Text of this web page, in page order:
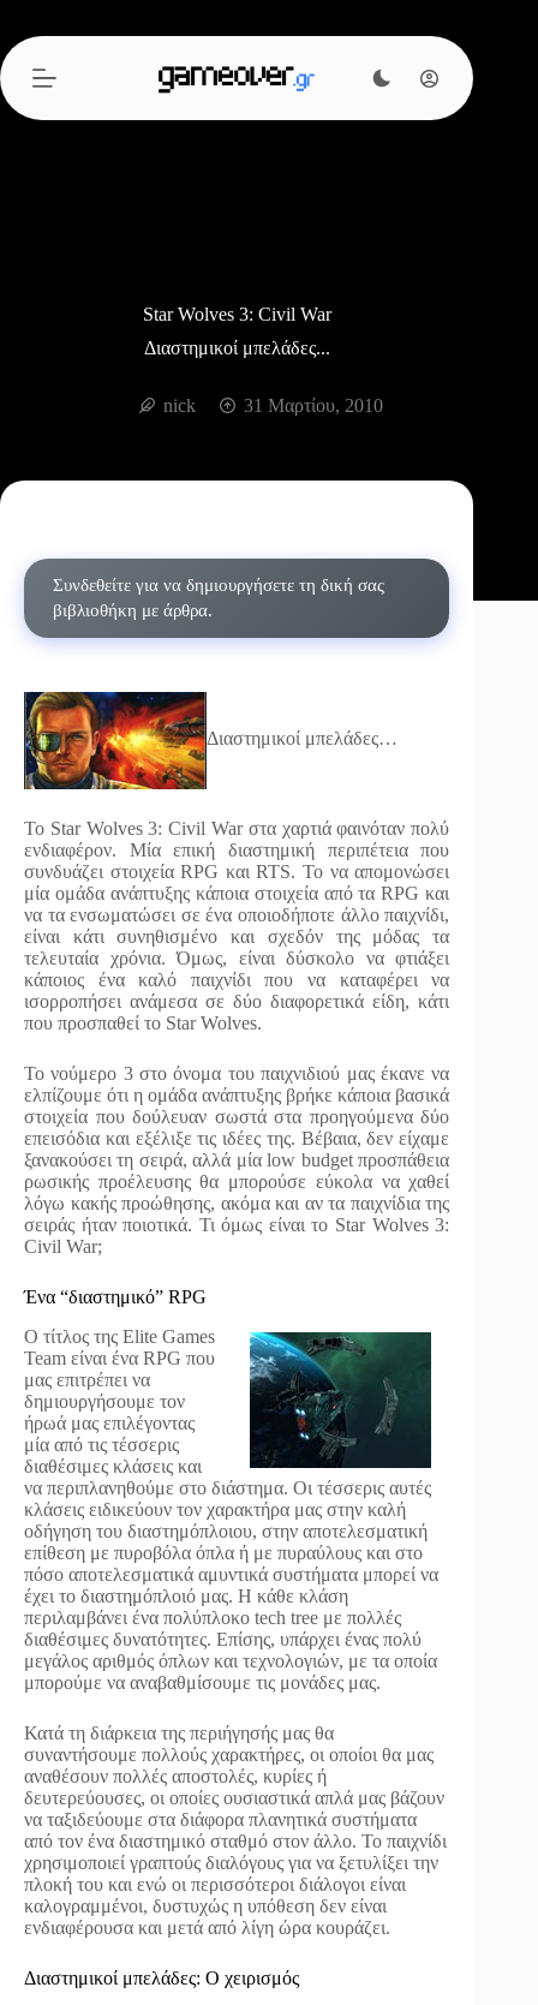
περιεχόμενο
Star Wolves 3: Civil War
Διαστημικοί μπελάδες...
nick 31 Μαρτίου, 2010
Συνδεθείτε για να δημιουργήσετε τη δική σας
βιβλιοθήκη με άρθρα.
Διαστημικοί μπελάδες…
Το Star Wolves 3: Civil War στα χαρτιά φαινόταν πολύ
ενδιαφέρον. Μία επική διαστημική περιπέτεια που
συνδυάζει στοιχεία RPG και RTS. Το να απομονώσει
μία ομάδα ανάπτυξης κάποια στοιχεία από τα RPG και
να τα ενσωματώσει σε ένα οποιοδήποτε άλλο παιχνίδι,
είναι κάτι συνηθισμένο και σχεδόν της μόδας τα
τελευταία χρόνια. Όμως, είναι δύσκολο να φτιάξει
κάποιος ένα καλό παιχνίδι που να καταφέρει να
ισορροπήσει ανάμεσα σε δύο διαφορετικά είδη, κάτι
που προσπαθεί το Star Wolves.
Το νούμερο 3 στο όνομα του παιχνιδιού μας έκανε να
ελπίζουμε ότι η ομάδα ανάπτυξης βρήκε κάποια βασικά
στοιχεία που δούλευαν σωστά στα προηγούμενα δύο
επεισόδια και εξέλιξε τις ιδέες της. Βέβαια, δεν είχαμε
ξανακούσει τη σειρά, αλλά μία low budget προσπάθεια
ρωσικής προέλευσης θα μπορούσε εύκολα να χαθεί
λόγω κακής προώθησης, ακόμα και αν τα παιχνίδια της
σειράς ήταν ποιοτικά. Τι όμως είναι το Star Wolves 3:
Civil War;
Ένα “διαστημικό” RPG
Ο τίτλος της Elite Games
Team είναι ένα RPG που
μας επιτρέπει να
δημιουργήσουμε τον
ήρωά μας επιλέγοντας
μία από τις τέσσερις
διαθέσιμες κλάσεις και
να περιπλανηθούμε στο διάστημα. Οι τέσσερις αυτές
κλάσεις ειδικεύουν τον χαρακτήρα μας στην καλή
οδήγηση του διαστημόπλοιου, στην αποτελεσματική
επίθεση με πυροβόλα όπλα ή με πυραύλους και στο
πόσο αποτελεσματικά αμυντικά συστήματα μπορεί να
έχει το διαστημόπλοιό μας. Η κάθε κλάση
περιλαμβάνει ένα πολύπλοκο tech tree με πολλές
διαθέσιμες δυνατότητες. Επίσης, υπάρχει ένας πολύ
μεγάλος αριθμός όπλων και τεχνολογιών, με τα οποία
μπορούμε να αναβαθμίσουμε τις μονάδες μας.
Κατά τη διάρκεια της περιήγησής μας θα
συναντήσουμε πολλούς χαρακτήρες, οι οποίοι θα μας
αναθέσουν πολλές αποστολές, κυρίες ή
δευτερεύουσες, οι οποίες ουσιαστικά απλά μας βάζουν
να ταξιδεύουμε στα διάφορα πλανητικά συστήματα
από τον ένα διαστημικό σταθμό στον άλλο. Το παιχνίδι
χρησιμοποιεί γραπτούς διαλόγους για να ξετυλίξει την
πλοκή του και ενώ οι περισσότεροι διάλογοι είναι
καλογραμμένοι, δυστυχώς η υπόθεση δεν είναι
ενδιαφέρουσα και μετά από λίγη ώρα κουράζει.
Διαστημικοί μπελάδες: Ο χειρισμός